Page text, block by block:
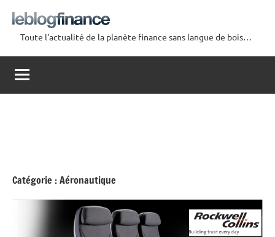
contenu
Le
Blog
Finance
Toute l'actualité de la planète finance sans langue de bois…
Catégorie :Aéronautique